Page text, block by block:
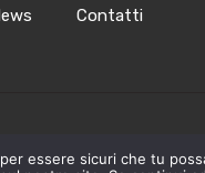
Contatti
PI123456789
essere sicuri che tu